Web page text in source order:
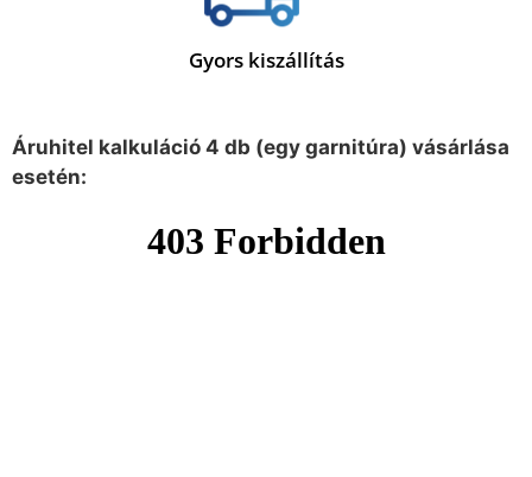
Gyors kiszállítás
Áruhitel kalkuláció 4 db (egy garnitúra) vásárlása
esetén: